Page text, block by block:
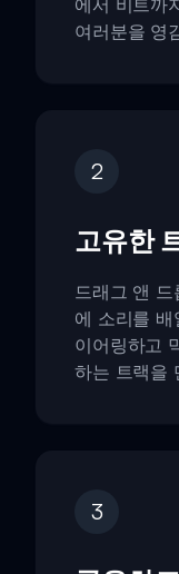
여러분을 영
2
고유한
드래그 앤
에 소리를 배
이어링하고
하는 트랙을
3